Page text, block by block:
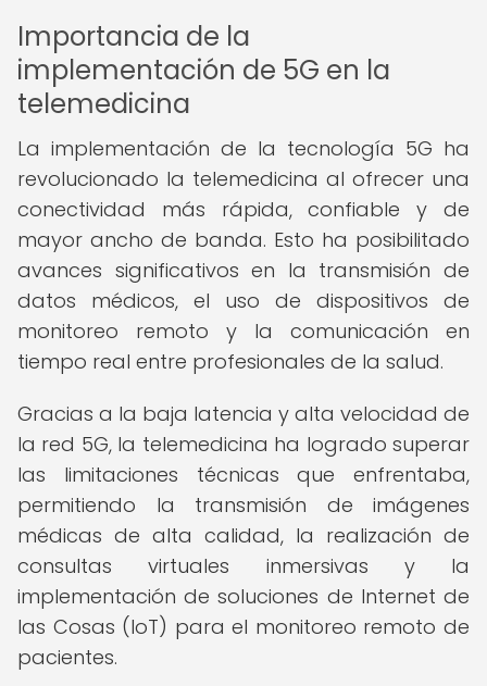
Importancia de la
implementación de 5G en la
telemedicina
La implementación de la tecnología 5G ha
revolucionado la telemedicina al ofrecer una
conectividad más rápida, confiable y de
mayor ancho de banda. Esto ha posibilitado
avances significativos en la transmisión de
datos médicos, el uso de dispositivos de
monitoreo remoto y la comunicación en
tiempo real entre profesionales de la salud.
Gracias a la baja latencia y alta velocidad de
la red 5G, la telemedicina ha logrado superar
las limitaciones técnicas que enfrentaba,
permitiendo la transmisión de imágenes
médicas de alta calidad, la realización de
consultas virtuales inmersivas y la
implementación de soluciones de Internet de
las Cosas (IoT) para el monitoreo remoto de
pacientes.